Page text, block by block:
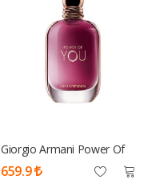
Giorgio Armani Power Of
You Edp 90 Ml Tester
Parfüm Kadın
659.9